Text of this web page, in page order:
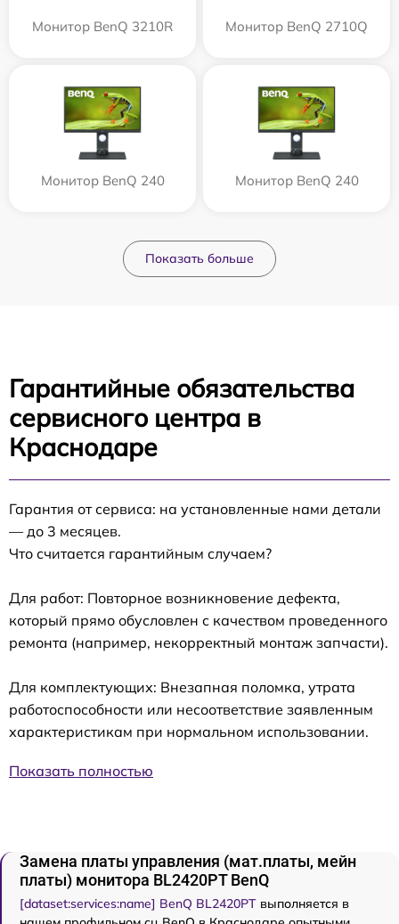
Монитор BenQ 3210R Монитор BenQ 2710Q
Монитор BenQ 240 Монитор BenQ 240
Показать больше
Гарантийные обязательства
сервисного центра в
Краснодаре
Гарантия от сервиса: на установленные нами детали
— до 3 месяцев.
Что считается гарантийным случаем?
Для работ: Повторное возникновение дефекта,
который прямо обусловлен с качеством проведенного
ремонта (например, некорректный монтаж запчасти).
Для комплектующих: Внезапная поломка, утрата
работоспособности или несоответствие заявленным
характеристикам при нормальном использовании.
Показать полностью
Замена платы управления (мат.платы, мейн
платы) монитора BL2420PT BenQ
[dataset:services:name] BenQ BL2420PT выполняется в